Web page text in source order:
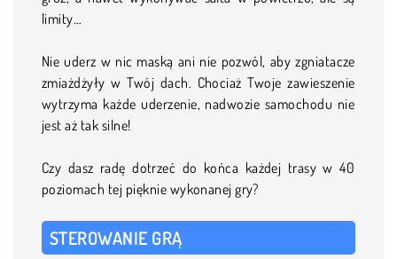
limity…
Nie uderz w nic maską ani nie pozwól, aby zgniatacze
zmiażdżyły w Twój dach. Chociaż Twoje zawieszenie
wytrzyma każde uderzenie, nadwozie samochodu nie
jest aż tak silne!
Czy dasz radę dotrzeć do końca każdej trasy w 40
poziomach tej pięknie wykonanej gry?
STEROWANIE GRĄ